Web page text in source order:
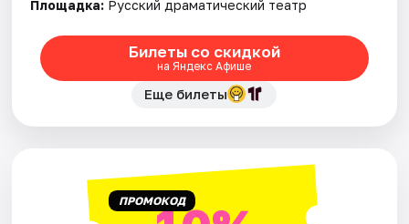
Площадка: Русский драматический театр
Билеты со скидкой
на Яндекс Афише
Еще билеты
ПРОМОКОД